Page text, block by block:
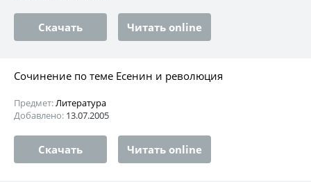
Скачать Читать online
Сочинение по теме Есенин и революция
Предмет:Литература
Добавлено: 13.07.2005
Скачать Читать online